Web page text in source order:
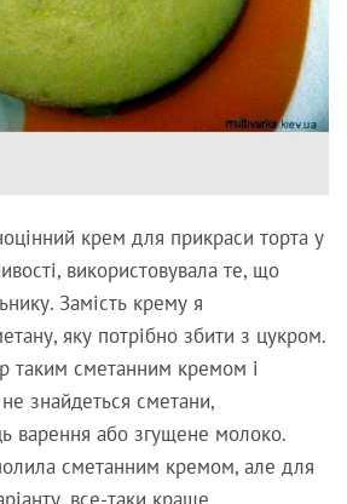
крем для прикраси торта у
використовувала те, що
Замість крему я
яку потрібно збити з цукром.
таким сметанним кремом і
знайдеться сметани,
варення або згущене молоко.
сметанним кремом, але для